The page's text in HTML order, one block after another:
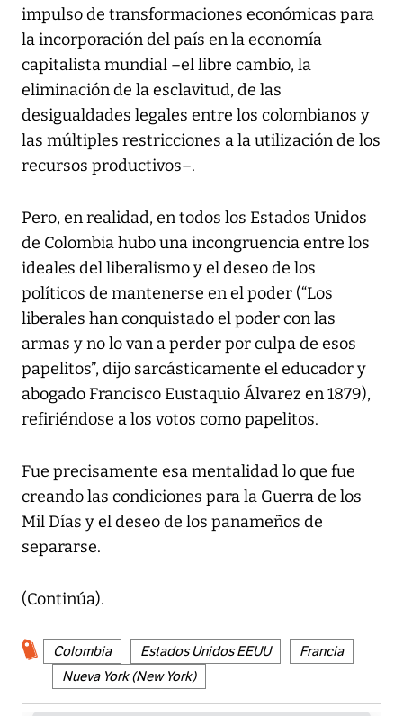
impulso de transformaciones económicas para
la incorporación del país en la economía
capitalista mundial –el libre cambio, la
eliminación de la esclavitud, de las
desigualdades legales entre los colombianos y
las múltiples restricciones a la utilización de los
recursos productivos–.
Pero, en realidad, en todos los Estados Unidos
de Colombia hubo una incongruencia entre los
ideales del liberalismo y el deseo de los
políticos de mantenerse en el poder (“Los
liberales han conquistado el poder con las
armas y no lo van a perder por culpa de esos
papelitos”, dijo sarcásticamente el educador y
abogado Francisco Eustaquio Álvarez en 1879),
refiriéndose a los votos como papelitos.
Fue precisamente esa mentalidad lo que fue
creando las condiciones para la Guerra de los
Mil Días y el deseo de los panameños de
separarse.
(Continúa).
Colombia Estados Unidos EEUU
Francia
Nueva York (New York)